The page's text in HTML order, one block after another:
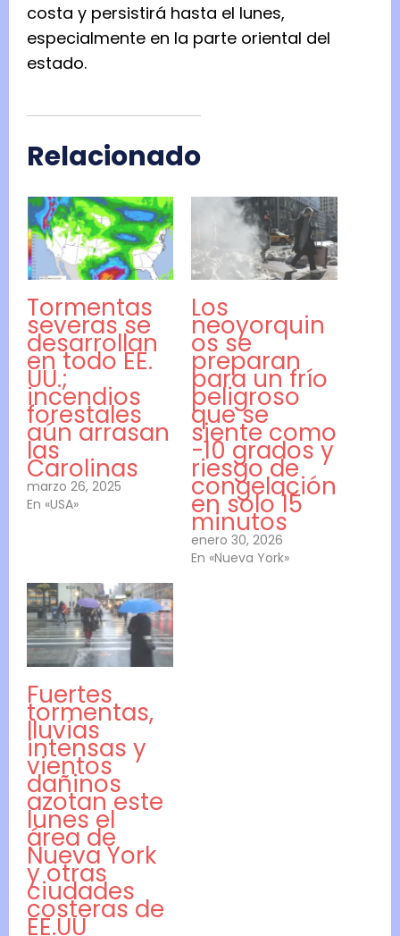
costa y persistirá hasta el lunes,
especialmente en la parte oriental del
estado.
Relacionado
Tormentas
severas se
desarrollan
en todo EE.
UU.;
incendios
forestales
aún arrasan
las
Carolinas
marzo 26, 2025
En «USA»
Los
neoyorquin
os se
preparan
para un frío
peligroso
que se
siente como
-10 grados y
riesgo de
congelación
en solo 15
minutos
enero 30, 2026
En «Nueva York»
Fuertes
tormentas,
lluvias
intensas y
vientos
dañinos
azotan este
lunes el
área de
Nueva York
y otras
ciudades
costeras de
EE.UU